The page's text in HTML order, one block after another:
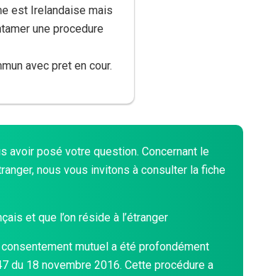
est Irelandaise mais
une procedure
avec pret en cour.
avoir posé votre question. Concernant le
nous vous invitons à consulter la fiche
et que l’on réside à l’étranger
mutuel a été profondément
du 18 novembre 2016. Cette procédure a